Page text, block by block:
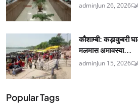
adminJun 26, 2026
कौशाम्बी: कड़ाकुबरी
मलमास अमावस्या...
adminJun 15, 2026
Popular Tags